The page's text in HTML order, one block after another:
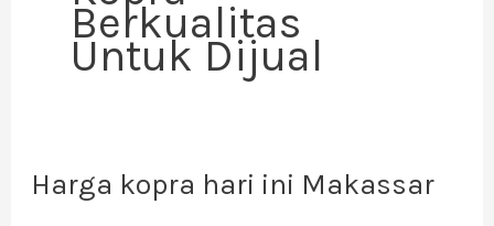
Berkualitas
Untuk Dijual
Harga kopra hari ini Makassar
Harga